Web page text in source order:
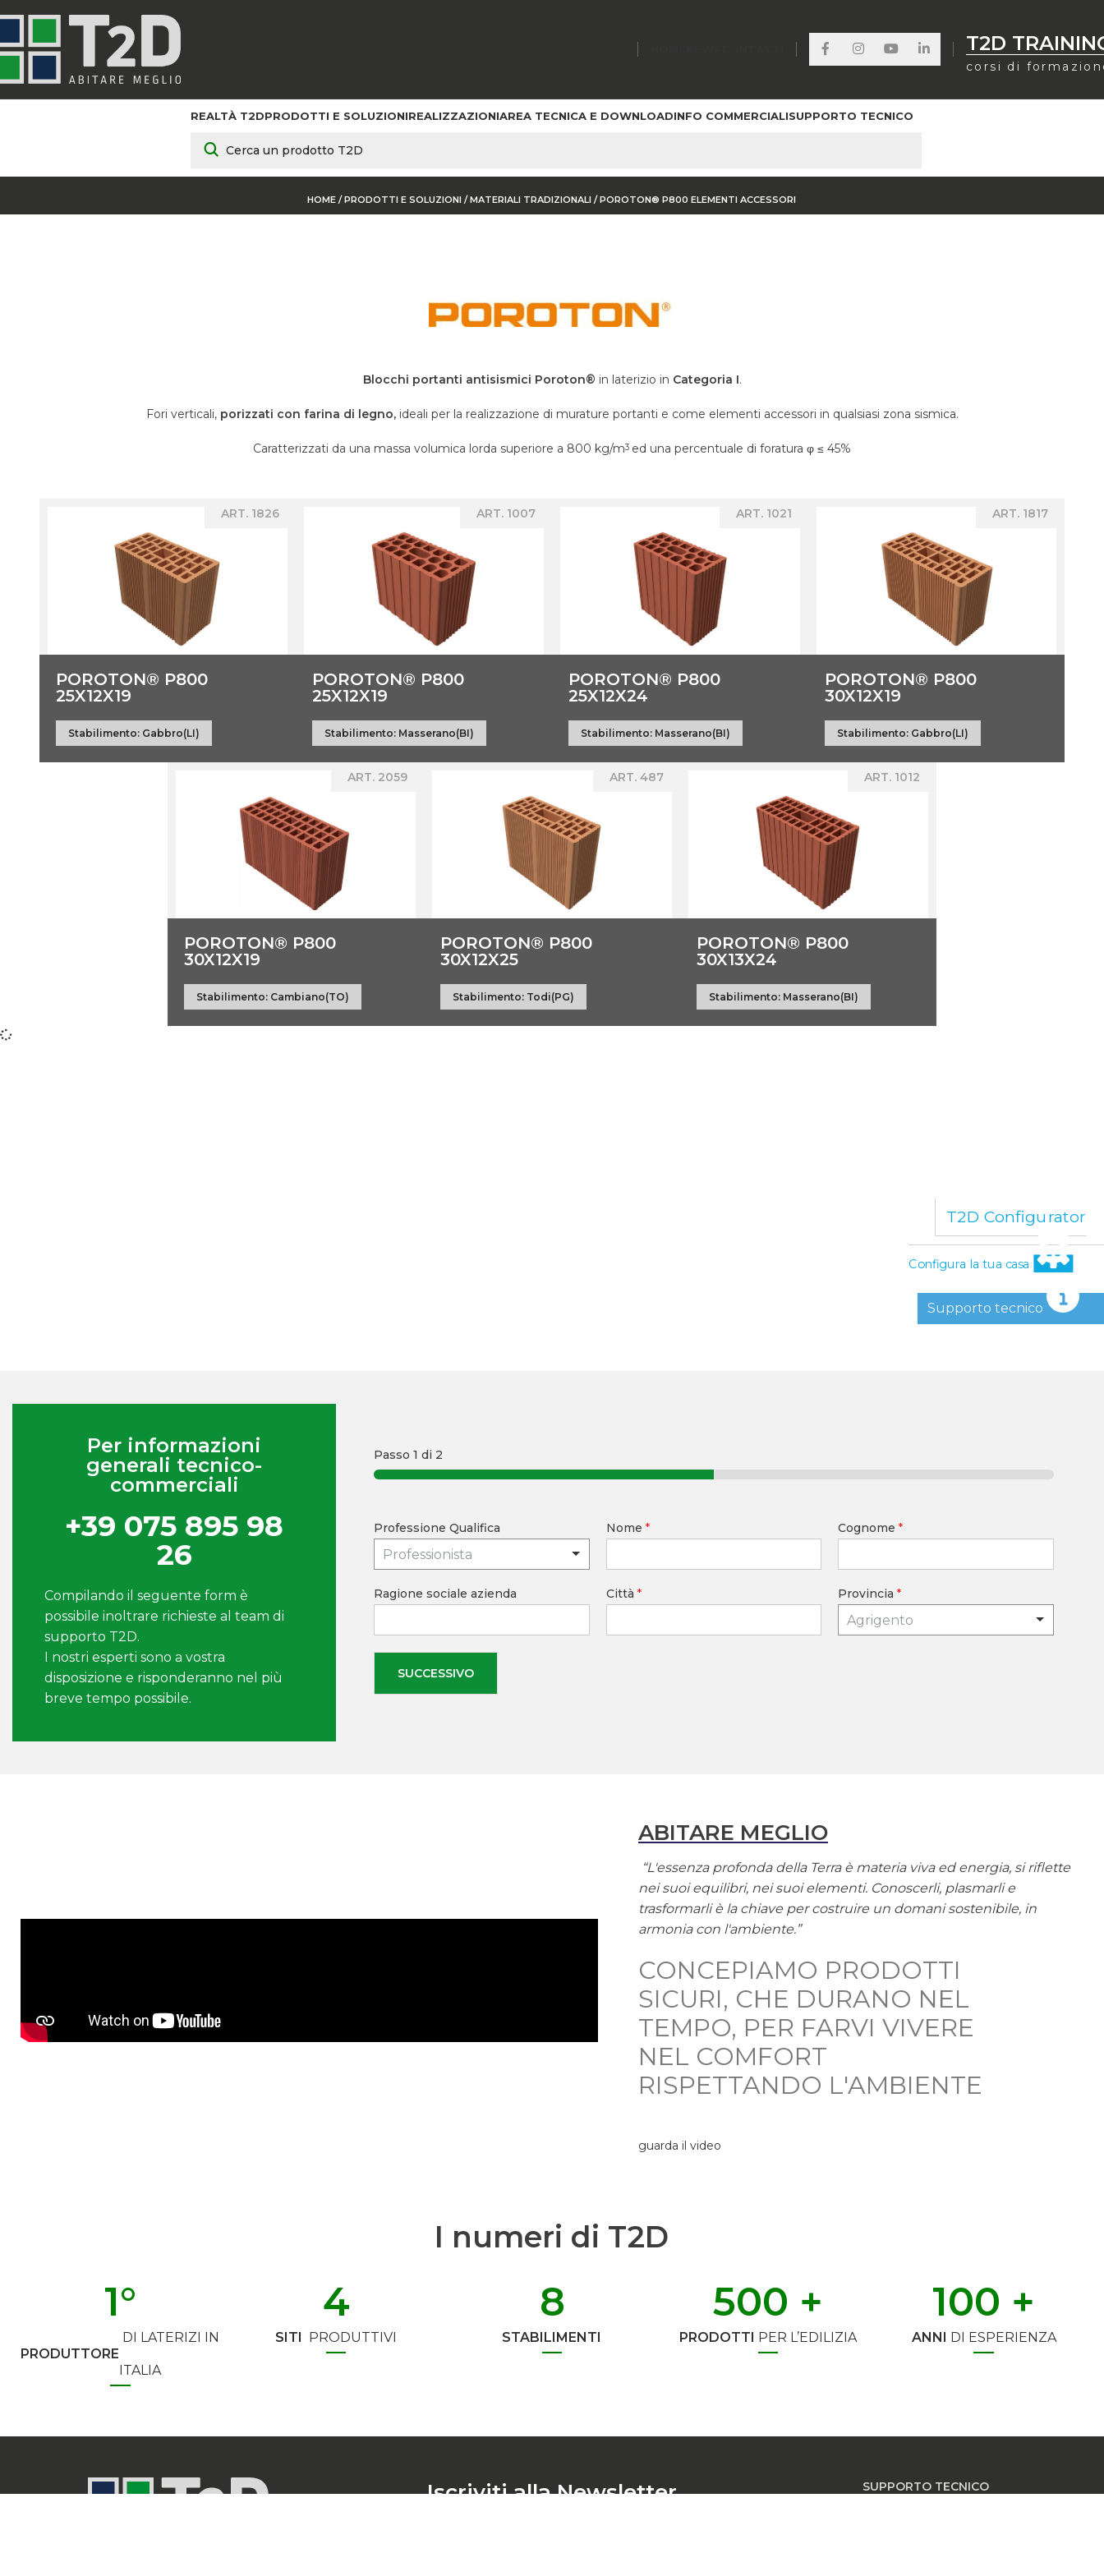
T2D
corsi di
REALTÀ T2DPRODOTTI E SOLUZIONIREALIZZAZIONIAREA TECNICA E DOWNLOADINFO COMMERCIALISUPPORTO TECNICO
POROTON® P800 ELEMENTI ACCESSORI
HOME /PRODOTTI E SOLUZIONI /MATERIALI TRADIZIONALI / POROTON® P800 ELEMENTI ACCESSORI
Blocchi portanti antisismici Poroton® in laterizio in Categoria I.
Fori verticali, porizzati con farina di legno,ideali per la realizzazione di murature portanti e come elementi accessori in qualsiasi zona sismica.
Caratterizzati da una massa volumica lorda superiore a 800 kg/m3 ed una percentuale di foratura φ ≤ 45%
ART. 1826
POROTON® P800
25X12X19
Stabilimento: Gabbro(LI)
ART. 1007
POROTON® P800
25X12X19
Stabilimento: Masserano(BI)
ART. 1021
POROTON® P800
25X12X24
Stabilimento: Masserano(BI)
ART. 1817
POROTON® P800
30X12X19
Stabilimento: Gabbro(LI)
ART. 2059
POROTON® P800
30X12X19
Stabilimento: Cambiano(TO)
ART. 487
POROTON® P800
30X12X25
Stabilimento: Todi(PG)
ART. 1012
POROTON® P800
30X13X24
Stabilimento: Masserano(BI)
Per informazioni
generali tecnico-
commerciali
+39 075 895 98
26
Compilando il seguente form è
possibile inoltrare richieste al team di
supporto T2D.
I nostri esperti sono a vostra
disposizione e risponderanno nel più
breve tempo possibile.
Passo1 di 2
Professione Qualifica
Professionista
Nome * Cognome*
Ragione sociale azienda Città * Provincia*
Agrigento
SUCCESSIVO
ABITARE MEGLIO
“L'essenza profonda della Terra è materia viva ed energia, si riflette
nei suoi equilibri, nei suoi elementi. Conoscerli, plasmarli e
trasformarli è la chiave per costruire un domani sostenibile, in
armonia con l'ambiente.”
CONCEPIAMO PRODOTTI
SICURI, CHE DURANO NEL
TEMPO, PER FARVI VIVERE
NEL COMFORT
RISPETTANDO L'AMBIENTE
guarda il video
I numeri di T2D
PRODUTTORE
DI LATERIZI IN
ITALIA
1°
SITI PRODUTTIVI
4
STABILIMENTI
8
PRODOTTI PER L’EDILIZIA
500 +
ANNI DI ESPERIENZA
100 +
Iscriviti alla Newsletter
SUPPORTO TECNICO
Supporto tecnico
T2D Configurator
Configura la tua casa